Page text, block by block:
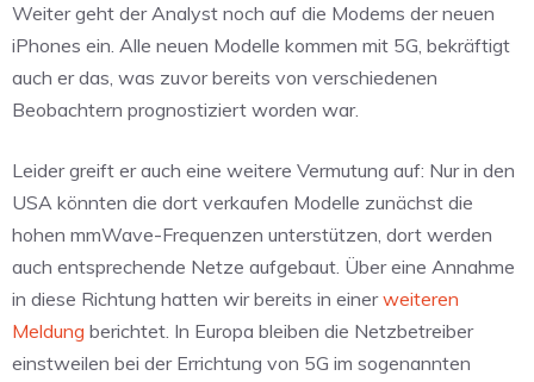
Weiter geht der Analyst noch auf die Modems der neuen
iPhones ein. Alle neuen Modelle kommen mit 5G, bekräftigt
auch er das, was zuvor bereits von verschiedenen
Beobachtern prognostiziert worden war.
Leider greift er auch eine weitere Vermutung auf: Nur in den
USA könnten die dort verkaufen Modelle zunächst die
hohen mmWave-Frequenzen unterstützen, dort werden
auch entsprechende Netze aufgebaut. Über eine Annahme
in diese Richtung hatten wir bereits in einerweiteren
Meldung berichtet. In Europa bleiben die Netzbetreiber
einstweilen bei der Errichtung von 5G im sogenannten